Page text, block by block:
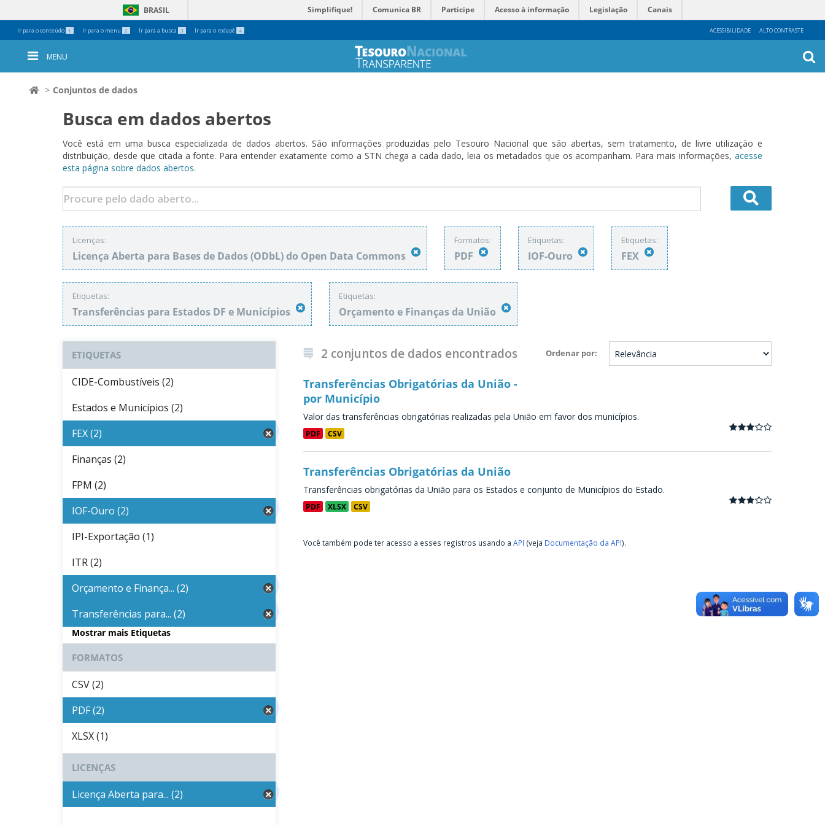
Ir para o conteúdo 1 Ir para o menu 2 Ir para a busca 3 Ir para o rodapé 4 ACESSIBILIDADE ALTO CONTRASTE
BRASIL Simplifique! Comunica BR Participe Acesso à informação Legislação Canais
Ferramentas
Pessoais
MENU
Conjuntos de dados
Busca em dados abertos
Você está em uma busca especializada de dados abertos. São informações produzidas pelo Tesouro Nacional que são abertas, sem tratamento, de livre utilização e
distribuição, desde que citada a fonte. Para entender exatamente como a STN chega a cada dado, leia os metadados que os acompanham. Para mais informações, acesse
esta página sobre dados abertos.
Licenças:
Licença Aberta para Bases de Dados (ODbL) do Open Data Commons
Formatos:
PDF
Etiquetas:
IOF-Ouro
Etiquetas:
FEX
Etiquetas:
Transferências para Estados DF e Municípios
Etiquetas:
Orçamento e Finanças da União
Ordenar por
2 conjuntos de dados encontrados
Transferências Obrigatórias da União -
por Município
Valor das transferências obrigatórias realizadas pela União em favor dos municípios.
PDF CSV
Transferências Obrigatórias da União
Transferências obrigatórias da União para os Estados e conjunto de Municípios do Estado.
PDF XLSX CSV
Você também pode ter acesso a esses registros usando a API (veja Documentação da API).
ETIQUETAS
CIDE-Combustíveis (2)
Estados e Municípios (2)
FEX (2)
Finanças (2)
FPM (2)
IOF-Ouro (2)
IPI-Exportação (1)
ITR (2)
Orçamento e Finança... (2)
Transferências para... (2)
Mostrar mais Etiquetas
FORMATOS
CSV (2)
PDF (2)
XLSX (1)
LICENÇAS
Licença Aberta para... (2)